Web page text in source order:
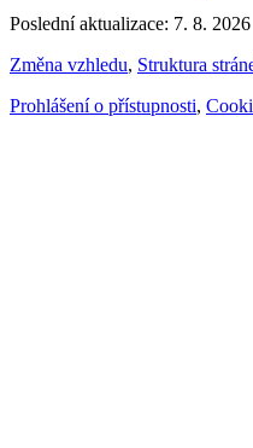
Poslední aktualizace: 7. 8. 2026
Změna vzhledu, Struktura
Prohlášení o přístupnosti,